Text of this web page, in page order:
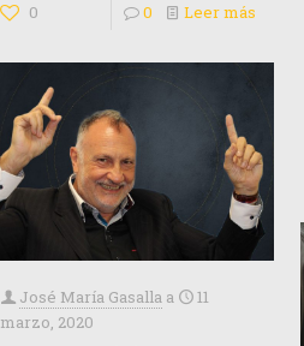
0 0 Leer más
José María Gasalla a
11
marzo, 2020